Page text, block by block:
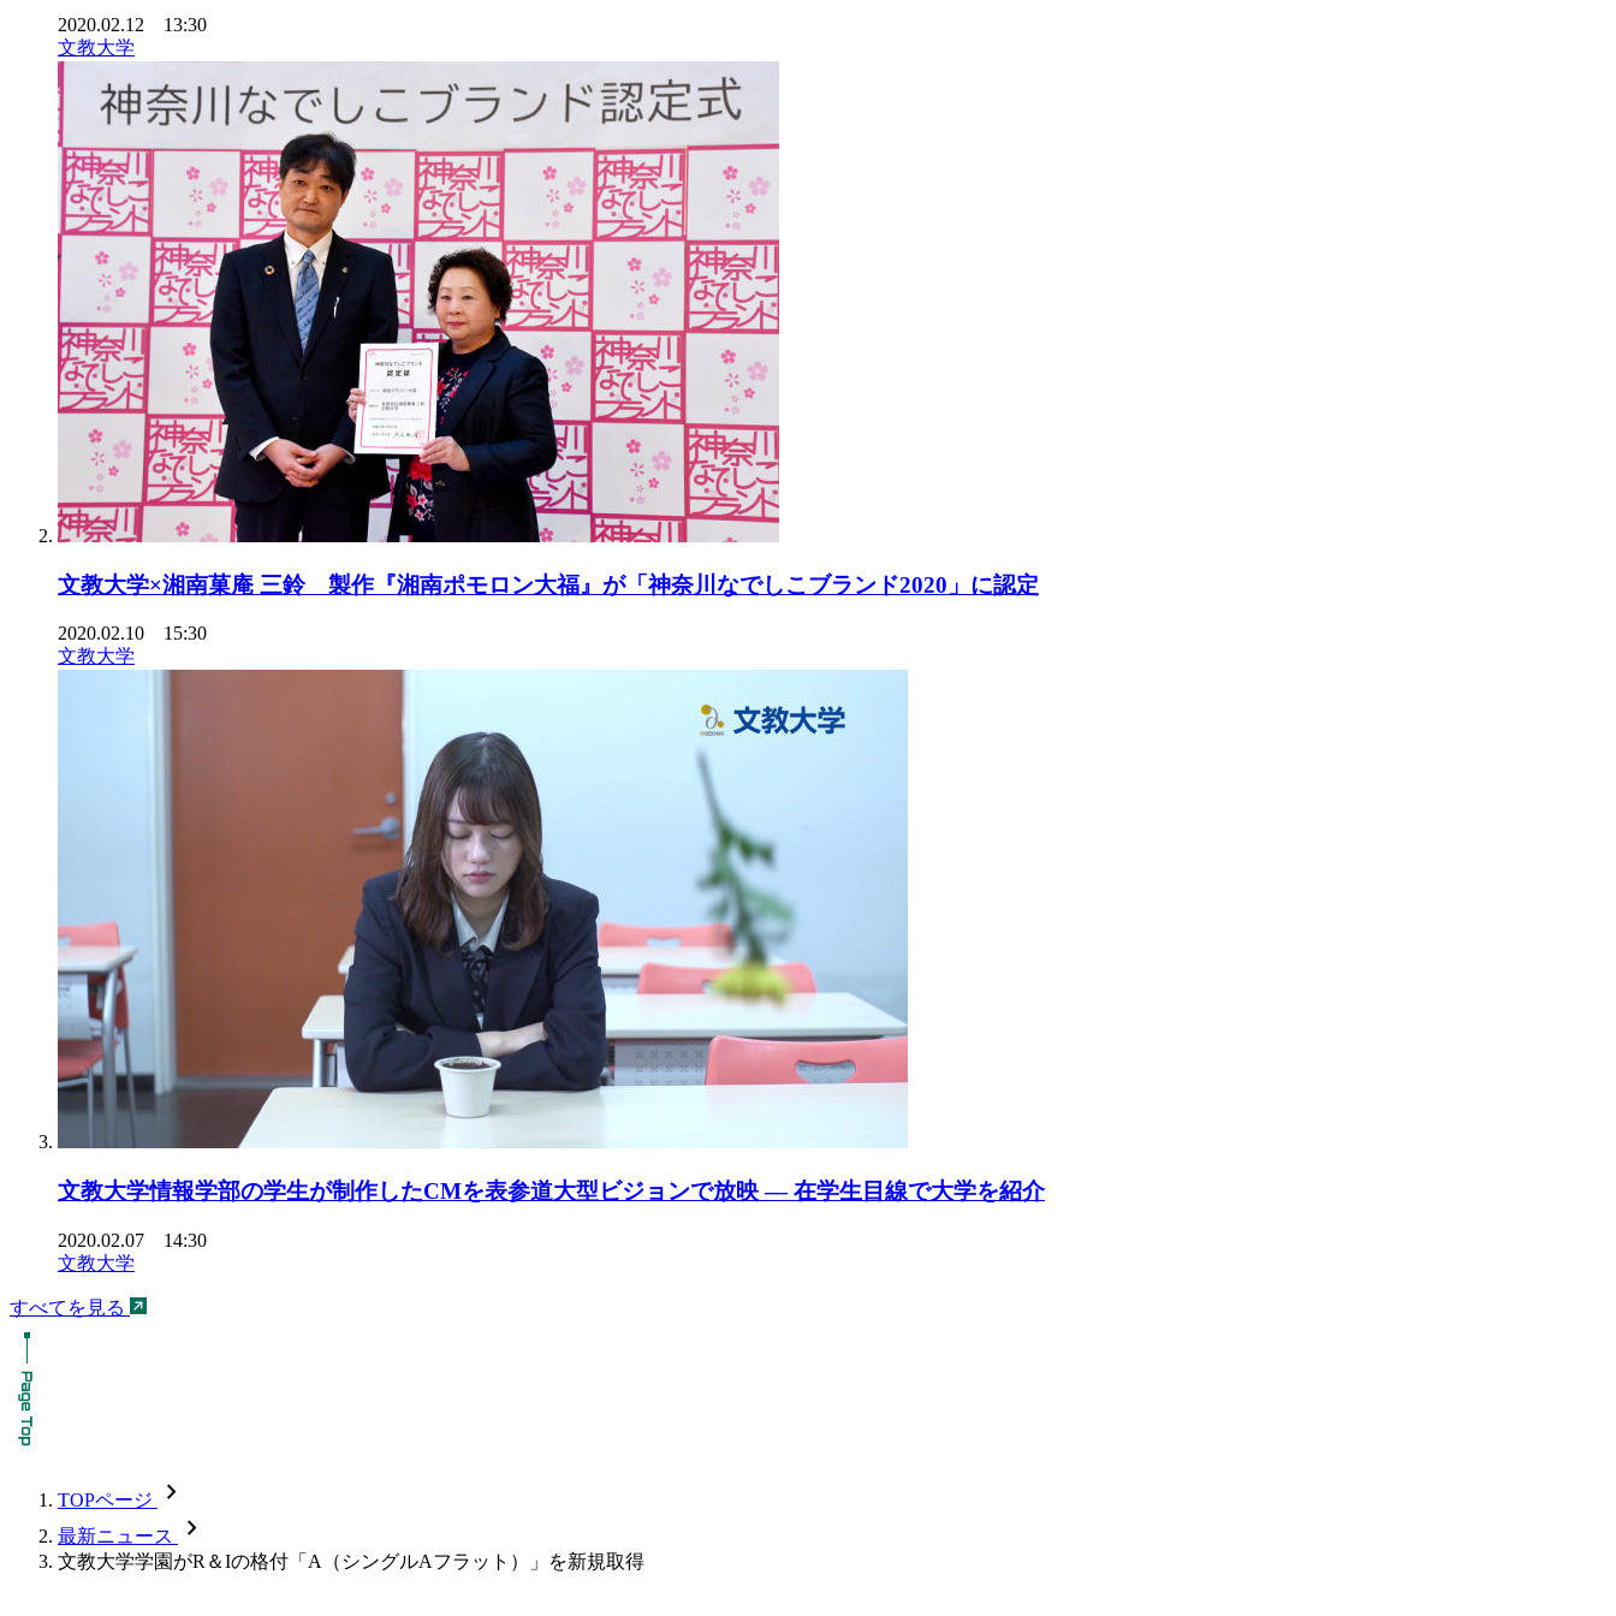
2020.02.12 13:30
文教大学
文教大学×湘南菓庵 三鈴 製作『湘南ポモロン大福』が「神奈川なでしこブランド2020」に認定
2020.02.10 15:30
文教大学
文教大学情報学部の学生が制作したCMを表参道大型ビジョンで放映 — 在学生目線で大学を紹介
2020.02.07 14:30
文教大学
すべてを見る
TOPページ chevron_forward
最新ニュース chevron_forward
文教大学学園がR＆Iの格付「A（シングルAフラット）」を新規取得